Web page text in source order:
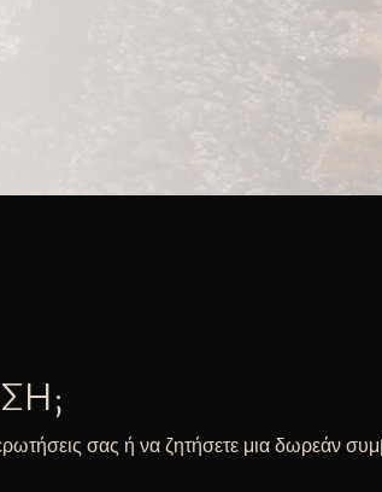
σας ή να ζητήσετε μια δωρεάν